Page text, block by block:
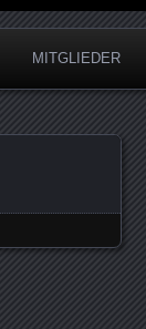
MITGLIEDER